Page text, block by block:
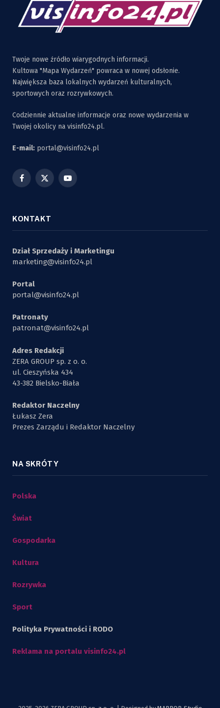
Twoje nowe źródło wiarygodnych informacji.
Kultowa "Mapa Wydarzeń" powraca w nowej odsłonie.
Największa baza lokalnych wydarzeń kulturalnych,
sportowych oraz rozrywkowych.
Codziennie aktualne informacje oraz nowe wydarzenia w
Twojej okolicy na visinfo24.pl.
E-mail: portal@visinfo24.pl
Facebook
X
YouTube
KONTAKT
Dział Sprzedaży i Marketingu
marketing@visinfo24.pl
Portal
portal@visinfo24.pl
Patronaty
patronat@visinfo24.pl
Adres Redakcji
ZERA GROUP sp. z o. o.
ul. Cieszyńska 434
43-382 Bielsko-Biała
Redaktor Naczelny
Łukasz Zera
Prezes Zarządu i Redaktor Naczelny
NA SKRÓTY
Polska
Świat
Gospodarka
Kultura
Rozrywka
Sport
Polityka Prywatności i RODO
Reklama na portalu visinfo24.pl